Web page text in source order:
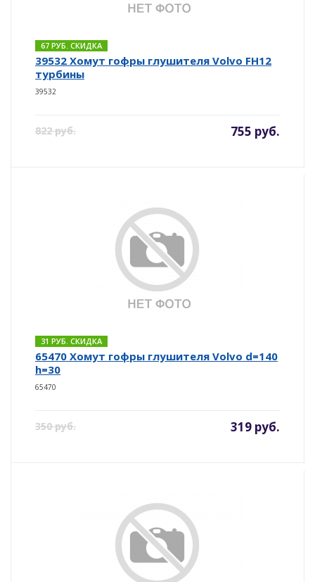
67 РУБ. СКИДКА
39532 Хомут гофры глушителя Volvo FH12
турбины
39532
822 руб. 755 руб.
31 РУБ. СКИДКА
65470 Хомут гофры глушителя Volvo d=140
h=30
65470
350 руб. 319 руб.